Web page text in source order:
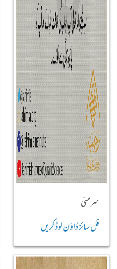
سرمئی
فل سائز ڈاؤن لوڈ کریں